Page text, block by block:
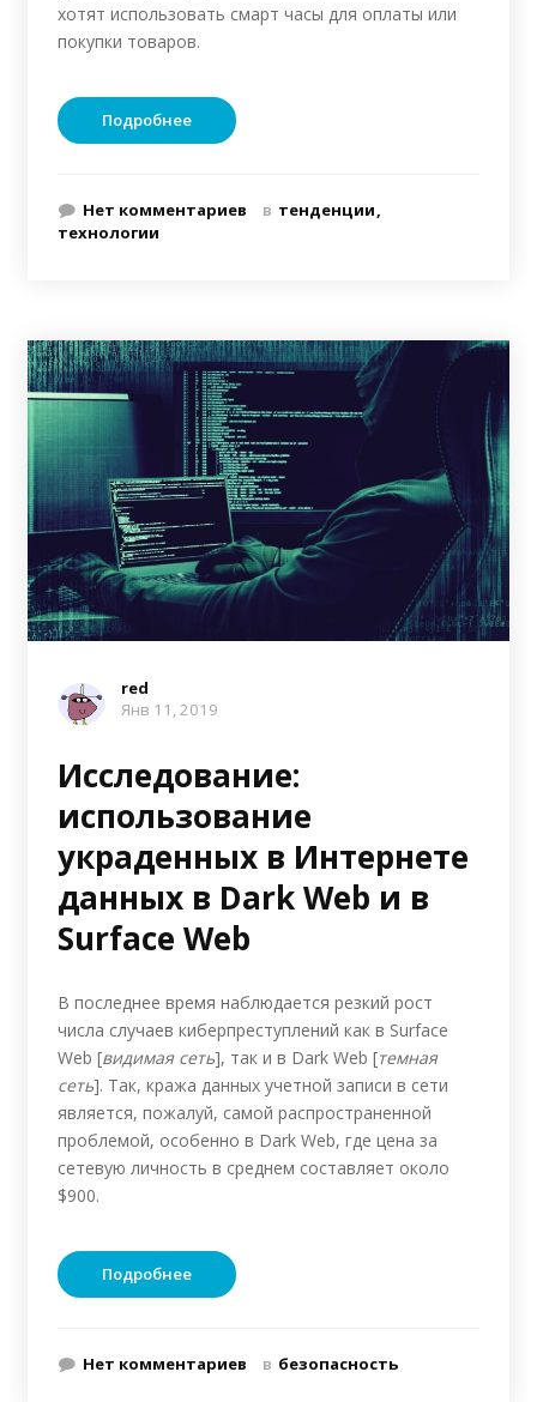
хотят использовать смарт часы для оплаты или
покупки товаров.
Подробнее
Нет комментариев в тенденции
технологии
red
Янв 11, 2019
Исследование:
использование
украденных в Интернете
данных в Dark Web и в
Surface Web
В последнее время наблюдается резкий рост
числа случаев киберпреступлений как в Surface
Web [видимая сеть], так и в Dark Web [темная
сеть]. Так, кража данных учетной записи в сети
является, пожалуй, самой распространенной
проблемой, особенно в Dark Web, где цена за
сетевую личность в среднем составляет около
$900.
Подробнее
Нет комментариев в безопасность